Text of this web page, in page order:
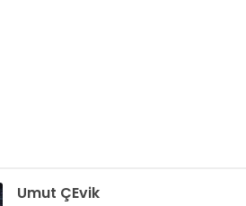
Umut ÇEvik